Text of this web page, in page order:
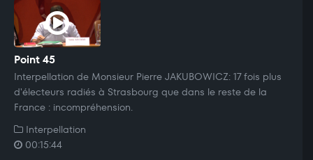
Point 45
Interpellation de Monsieur Pierre JAKUBOWICZ: 17 fois plus
d'électeurs radiés à Strasbourg que dans le reste de la
France : incompréhension.
Interpellation
00:15:44